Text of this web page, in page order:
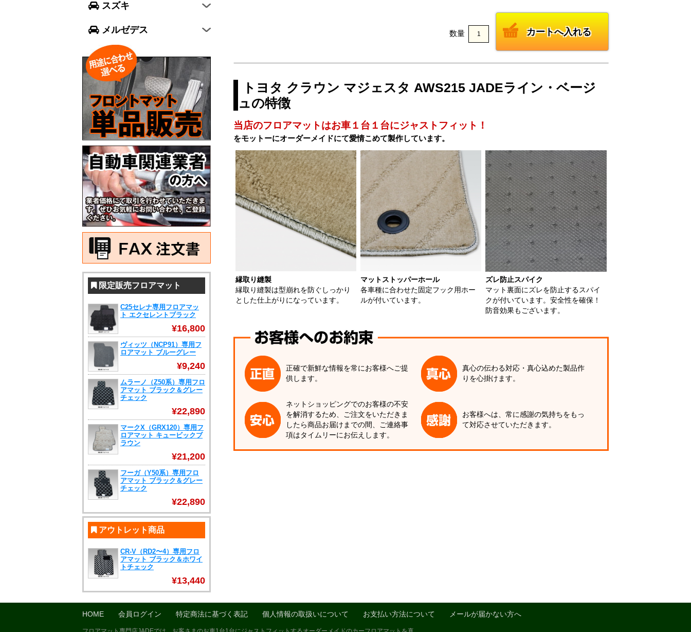
数量
トヨタ クラウン マジェスタ AWS215 JADEライン・ベージ
ュの特徴
当店のフロアマットはお車１台１台にジャストフィット！
をモットーにオーダーメイドにて愛情こめて製作しています。
縁取り縫製
縁取り縫製は型崩れを防ぐしっかり
とした仕上がりになっています。
マットストッパーホール
各車種に合わせた固定フック用ホー
ルが付いています。
ズレ防止スパイク
マット裏面にズレを防止するスパイ
クが付いています。安全性を確保！
防音効果もございます。
正確で新鮮な情報を常にお客様へご提
供します。
真心の伝わる対応・真心込めた製品作
りを心掛けます。
ネットショッピングでのお客様の不安
を解消するため、ご注文をいただきま
したら商品お届けまでの間、ご連絡事
項はタイムリーにお伝えします。
お客様へは、常に感謝の気持ちをもっ
て対応させていただきます。
スズキ
ジムニー シエラ
メルゼデス
GLCクラス
限定販売フロアマット
C25セレナ専用フロアマッ
ト エクセレントブラック
¥16,800
ヴィッツ（NCP91）専用フ
ロアマット ブルーグレー
¥9,240
ムラーノ（Z50系）専用フロ
アマット ブラック＆グレー
チェック
¥22,890
マークX（GRX120）専用フ
ロアマット キュービックブ
ラウン
¥21,200
フーガ（Y50系）専用フロ
アマット ブラック＆グレー
チェック
¥22,890
アウトレット商品
CR-V（RD2〜4）専用フロ
アマット ブラック＆ホワイ
トチェック
¥13,440
HOME 会員ログイン 特定商法に基づく表記 個人情報の取扱いについて お支払い方法について メールが届かない方へ